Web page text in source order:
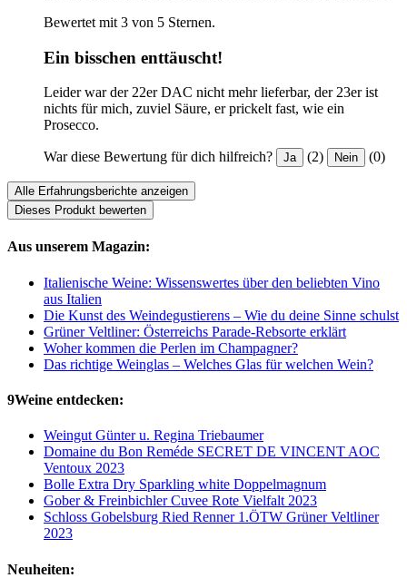
Bewertet mit 3 von 5 Sternen.
Ein bisschen enttäuscht!
Leider war der 22er DAC nicht mehr lieferbar, der 23er ist
nichts für mich, zuviel Säure, er prickelt fast, wie ein
Prosecco.
War diese Bewertung für dich hilfreich? Ja (2) Nein (0)
Alle Erfahrungsberichte anzeigen
Dieses Produkt bewerten
Aus unserem Magazin:
Italienische Weine: Wissenswertes über den beliebten Vino
aus Italien
Die Kunst des Weindegustierens – Wie du deine Sinne schulst
Grüner Veltliner: Österreichs Parade-Rebsorte erklärt
Woher kommen die Perlen im Champagner?
Das richtige Weinglas – Welches Glas für welchen Wein?
9Weine entdecken:
Weingut Günter u. Regina Triebaumer
Domaine du Bon Reméde SECRET DE VINCENT AOC
Ventoux 2023
Bolle Extra Dry Sparkling white Doppelmagnum
Gober & Freinbichler Cuvee Rote Vielfalt 2023
Schloss Gobelsburg Ried Renner 1.ÖTW Grüner Veltliner
2023
Neuheiten: